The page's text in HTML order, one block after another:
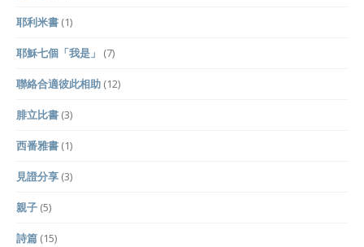
耶利米書 (1)
耶穌七個「我是」 (7)
聯絡合適彼此相助 (12)
腓立比書 (3)
西番雅書 (1)
見證分享 (3)
親子 (5)
詩篇 (15)